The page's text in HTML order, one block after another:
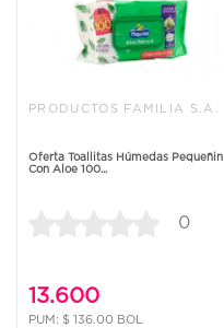
PRODUCTOS FAMILIA S.A.
Oferta Toallitas Húmedas Pequeñin
Con Aloe 100...
0
13.600
PUM: $ 136.00 BOL